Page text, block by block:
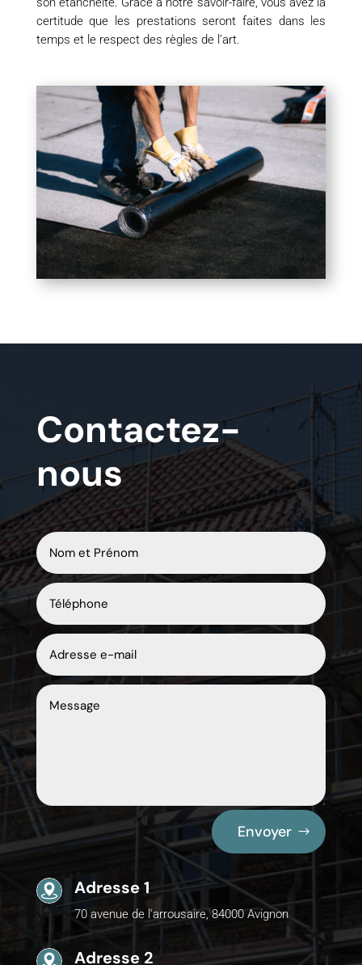
certitude que les prestations seront faites dans les
temps et le respect des règles de l’art.
Contactez-
nous
Envoyer
Adresse 1
70 avenue de l'arrousaire, 84000 Avignon
Adresse 2